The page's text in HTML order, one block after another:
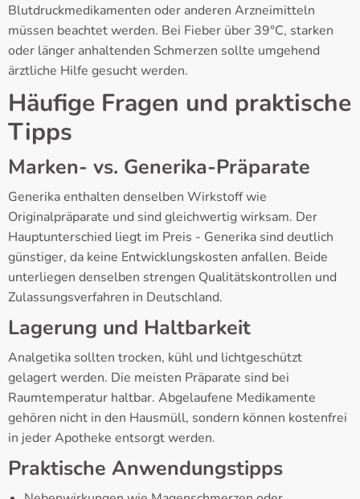
Blutdruckmedikamenten oder anderen Arzneimitteln
müssen beachtet werden. Bei Fieber über 39°C, starken
oder länger anhaltenden Schmerzen sollte umgehend
ärztliche Hilfe gesucht werden.
Häufige Fragen und praktische
Tipps
Marken- vs. Generika-Präparate
Generika enthalten denselben Wirkstoff wie
Originalpräparate und sind gleichwertig wirksam. Der
Hauptunterschied liegt im Preis - Generika sind deutlich
günstiger, da keine Entwicklungskosten anfallen. Beide
unterliegen denselben strengen Qualitätskontrollen und
Zulassungsverfahren in Deutschland.
Lagerung und Haltbarkeit
Analgetika sollten trocken, kühl und lichtgeschützt
gelagert werden. Die meisten Präparate sind bei
Raumtemperatur haltbar. Abgelaufene Medikamente
gehören nicht in den Hausmüll, sondern können kostenfrei
in jeder Apotheke entsorgt werden.
Praktische Anwendungstipps